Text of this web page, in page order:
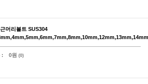
머리볼트 SUS304
: 0원 (0)